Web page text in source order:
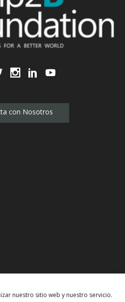
nuestro sitio web y nuestro servicio.
con Nosotros